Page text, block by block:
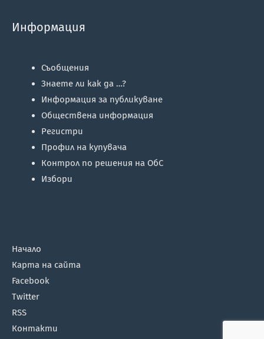
Информация
Съобщения
Знаете ли как да …?
Информация за публикуване
Обществена информация
Регистри
Профил на купувача
Контрол по решения на ОбС
Избори
Начало
Карта на сайта
Facebook
Twitter
RSS
Контакти